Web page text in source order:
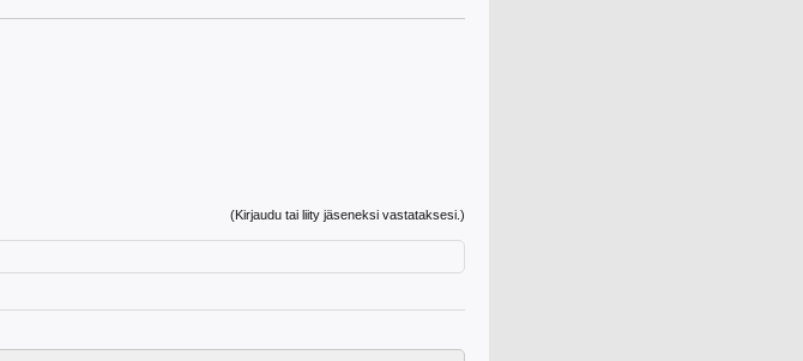
(Kirjaudu tai liity jäseneksi vastataksesi.)